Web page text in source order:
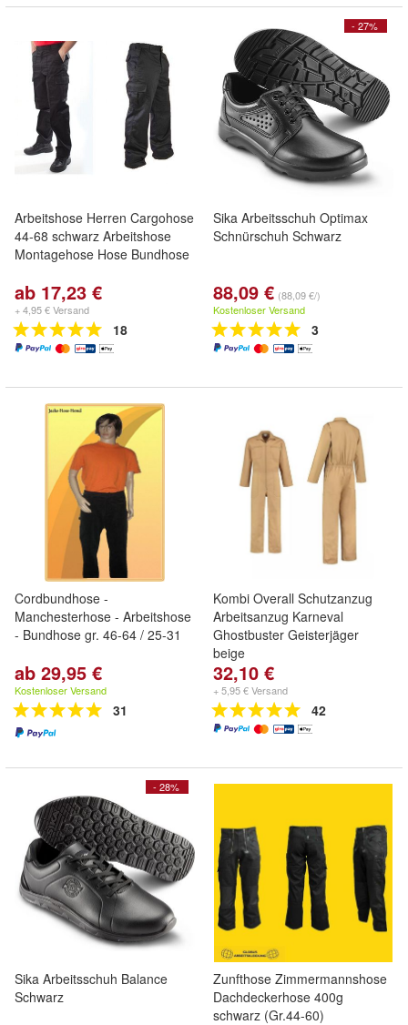
Arbeitshose Herren Cargohose
44-68 schwarz Arbeitshose
Montagehose Hose Bundhose
ab 17,23 €
+ 4,95 € Versand
18
- 27%
Sika Arbeitsschuh Optimax
Schnürschuh Schwarz
88,09 € (88,09 €/)
Kostenloser Versand
3
Cordbundhose -
Manchesterhose - Arbeitshose
- Bundhose gr. 46-64 / 25-31
ab 29,95 €
Kostenloser Versand
31
Kombi Overall Schutzanzug
Arbeitsanzug Karneval
Ghostbuster Geisterjäger
beige
32,10 €
+ 5,95 € Versand
42
- 28%
Sika Arbeitsschuh Balance
Schwarz
Zunfthose Zimmermannshose
Dachdeckerhose 400g
schwarz (Gr.44-60)